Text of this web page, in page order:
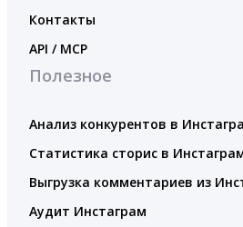
Контакты
API / MCP
Полезное
Анализ конкурентов в
Статистика сторис в
Выгрузка комментариев из
Аудит Инстаграм